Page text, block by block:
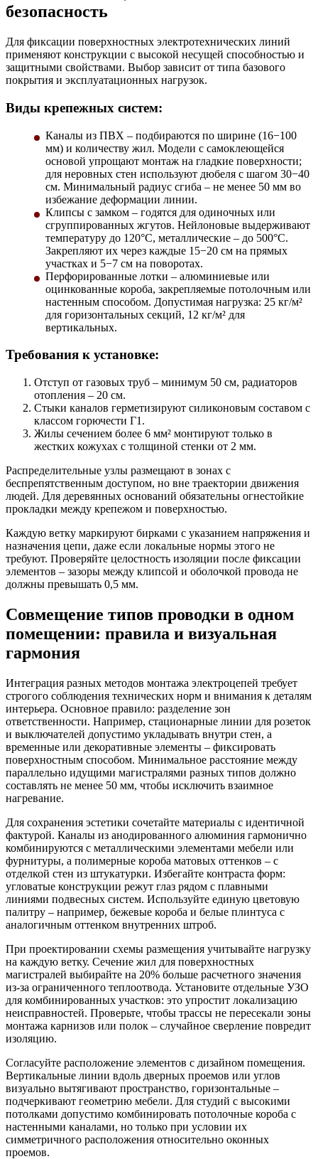
безопасность
Для фиксации поверхностных электротехнических линий
применяют конструкции с высокой несущей способностью и
защитными свойствами. Выбор зависит от типа базового
покрытия и эксплуатационных нагрузок.
Виды крепежных систем:
Каналы из ПВХ – подбираются по ширине (16−100
мм) и количеству жил. Модели с самоклеющейся
основой упрощают монтаж на гладкие поверхности;
для неровных стен используют дюбеля с шагом 30−40
см. Минимальный радиус сгиба – не менее 50 мм во
избежание деформации линии.
Клипсы с замком – годятся для одиночных или
сгруппированных жгутов. Нейлоновые выдерживают
температуру до 120°C, металлические – до 500°C.
Закрепляют их через каждые 15−20 см на прямых
участках и 5−7 см на поворотах.
Перфорированные лотки – алюминиевые или
оцинкованные короба, закрепляемые потолочным или
настенным способом. Допустимая нагрузка: 25 кг/м²
для горизонтальных секций, 12 кг/м² для
вертикальных.
Требования к установке:
Отступ от газовых труб – минимум 50 см, радиаторов
отопления – 20 см.
Стыки каналов герметизируют силиконовым составом с
классом горючести Г1.
Жилы сечением более 6 мм² монтируют только в
жестких кожухах с толщиной стенки от 2 мм.
Распределительные узлы размещают в зонах с
беспрепятственным доступом, но вне траектории движения
людей. Для деревянных оснований обязательны огнестойкие
прокладки между крепежом и поверхностью.
Каждую ветку маркируют бирками с указанием напряжения и
назначения цепи, даже если локальные нормы этого не
требуют. Проверяйте целостность изоляции после фиксации
элементов – зазоры между клипсой и оболочкой провода не
должны превышать 0,5 мм.
Совмещение типов проводки в одном
помещении: правила и визуальная
гармония
Интеграция разных методов монтажа электроцепей требует
строгого соблюдения технических норм и внимания к деталям
интерьера. Основное правило: разделение зон
ответственности. Например, стационарные линии для розеток
и выключателей допустимо укладывать внутри стен, а
временные или декоративные элементы – фиксировать
поверхностным способом. Минимальное расстояние между
параллельно идущими магистралями разных типов должно
составлять не менее 50 мм, чтобы исключить взаимное
нагревание.
Для сохранения эстетики сочетайте материалы с идентичной
фактурой. Каналы из анодированного алюминия гармонично
комбинируются с металлическими элементами мебели или
фурнитуры, а полимерные короба матовых оттенков – с
отделкой стен из штукатурки. Избегайте контраста форм:
угловатые конструкции режут глаз рядом с плавными
линиями подвесных систем. Используйте единую цветовую
палитру – например, бежевые короба и белые плинтуса с
аналогичным оттенком внутренних штроб.
При проектировании схемы размещения учитывайте нагрузку
на каждую ветку. Сечение жил для поверхностных
магистралей выбирайте на 20% больше расчетного значения
из-за ограниченного теплоотвода. Установите отдельные УЗО
для комбинированных участков: это упростит локализацию
неисправностей. Проверьте, чтобы трассы не пересекали зоны
монтажа карнизов или полок – случайное сверление повредит
изоляцию.
Согласуйте расположение элементов с дизайном помещения.
Вертикальные линии вдоль дверных проемов или углов
визуально вытягивают пространство, горизонтальные –
подчеркивают геометрию мебели. Для студий с высокими
потолками допустимо комбинировать потолочные короба с
настенными каналами, но только при условии их
симметричного расположения относительно оконных
проемов.